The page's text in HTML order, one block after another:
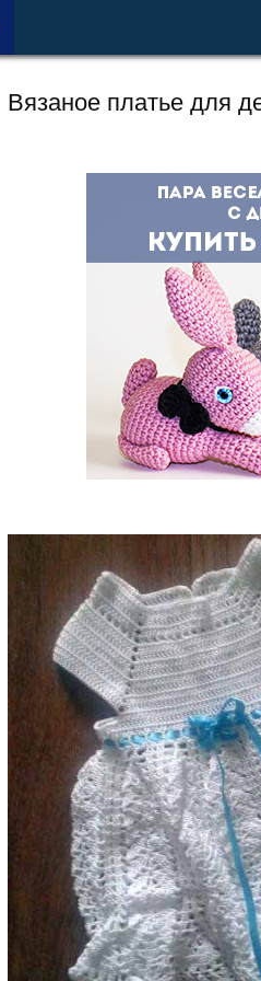
Вязаное платье для